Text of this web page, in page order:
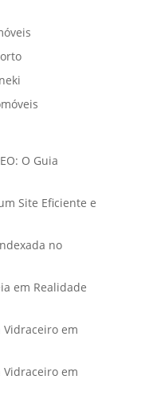
O Guia
Site Eficiente e
no
em Realidade
em
em